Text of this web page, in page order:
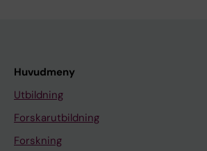
Huvudmeny
Utbildning
Forskarutbildning
Forskning